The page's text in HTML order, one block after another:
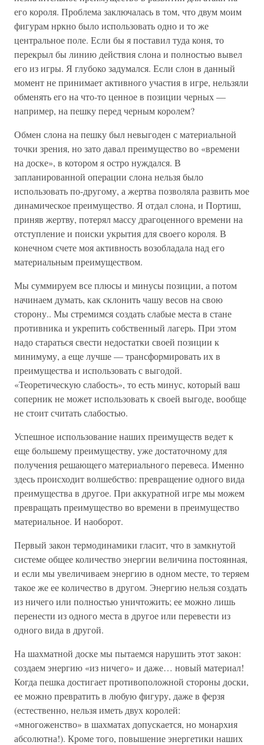
его короля. Проблема заключалась в том, что двум моим
фигурам нркно было использовать одно и то же
центральное поле. Если бы я поставил туда коня, то
перекрыл бы линию действия слона и полностью вывел
его из игры. Я глубоко задумался. Если слон в данный
момент не принимает активного участия в игре, нельзяли
обменять его на что-то ценное в позиции черных —
например, на пешку перед черным королем?
Обмен слона на пешку был невыгоден с материальной
точки зрения, но зато давал преимущество во «времени
на доске», в котором я остро нуждался. В
запланированной операции слона нельзя было
использовать по-другому, а жертва позволяла развить мое
динамическое преимущество. Я отдал слона, и Портиш,
приняв жертву, потерял массу драгоценного времени на
отступление и поиски укрытия для своего короля. В
конечном счете моя активность возобладала над его
материальным преимуществом.
Мы суммируем все плюсы и минусы позиции, а потом
начинаем думать, как склонить чашу весов на свою
сторону.. Мы стремимся создать слабые места в стане
противника и укрепить собственный лагерь. При этом
надо стараться свести недостатки своей позиции к
минимуму, а еще лучше — трансформировать их в
преимущества и использовать с выгодой.
«Теоретическую слабость», то есть минус, который ваш
соперник не может использовать к своей выгоде, вообще
не стоит считать слабостью.
Успешное использование наших преимуществ ведет к
еще большему преимуществу, уже достаточному для
получения решающего материального перевеса. Именно
здесь происходит волшебство: превращение одного вида
преимущества в другое. При аккуратной игре мы можем
превращать преимущество во времени в преимущество
материальное. И наоборот.
Первый закон термодинамики гласит, что в замкнутой
системе общее количество энергии величина постоянная,
и если мы увеличиваем энергию в одном месте, то теряем
такое же ее количество в другом. Энергию нельзя создать
из ничего или полностью уничтожить; ее можно лишь
перенести из одного места в другое или перевести из
одного вида в другой.
На шахматной доске мы пытаемся нарушить этот закон:
создаем энергию «из ничего» и даже… новый материал!
Когда пешка достигает противоположной стороны доски,
ее можно превратить в любую фигуру, даже в ферзя
(естественно, нельзя иметь двух королей:
«многоженство» в шахматах допускается, но монархия
абсолютна!). Кроме того, повышение энергетики наших